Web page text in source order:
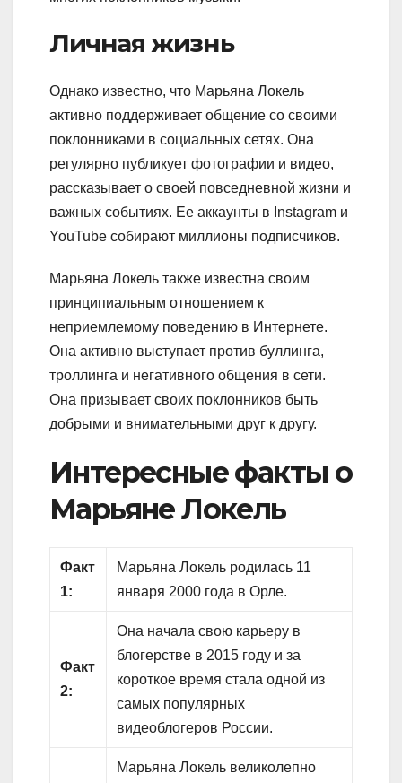
Личная жизнь
Однако известно, что Марьяна Локель
активно поддерживает общение со своими
поклонниками в социальных сетях. Она
регулярно публикует фотографии и видео,
рассказывает о своей повседневной жизни и
важных событиях. Ее аккаунты в Instagram и
YouTube собирают миллионы подписчиков.
Марьяна Локель также известна своим
принципиальным отношением к
неприемлемому поведению в Интернете.
Она активно выступает против буллинга,
троллинга и негативного общения в сети.
Она призывает своих поклонников быть
добрыми и внимательными друг к другу.
Интересные факты о
Марьяне Локель
Факт
1:
Марьяна Локель родилась 11
января 2000 года в Орле.
Факт
2:
Она начала свою карьеру в
блогерстве в 2015 году и за
короткое время стала одной из
самых популярных
видеоблогеров России.
Марьяна Локель великолепно